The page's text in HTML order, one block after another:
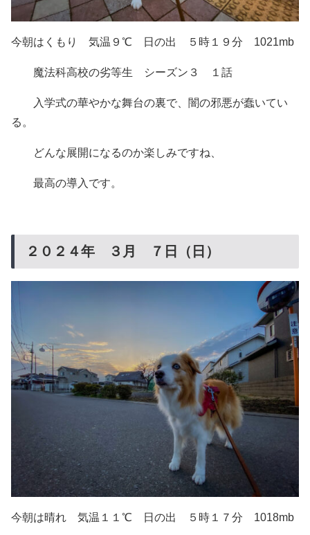
今朝はくもり 気温９℃ 日の出 ５時１９分 1021mb
魔法科高校の劣等生 シーズン３ １話
入学式の華やかな舞台の裏で、闇の邪悪が蠢いてい
る。
どんな展開になるのか楽しみですね、
最高の導入です。
２０２４年 ３月 ７日（日）
今朝は晴れ 気温１１℃ 日の出 ５時１７分 1018mb